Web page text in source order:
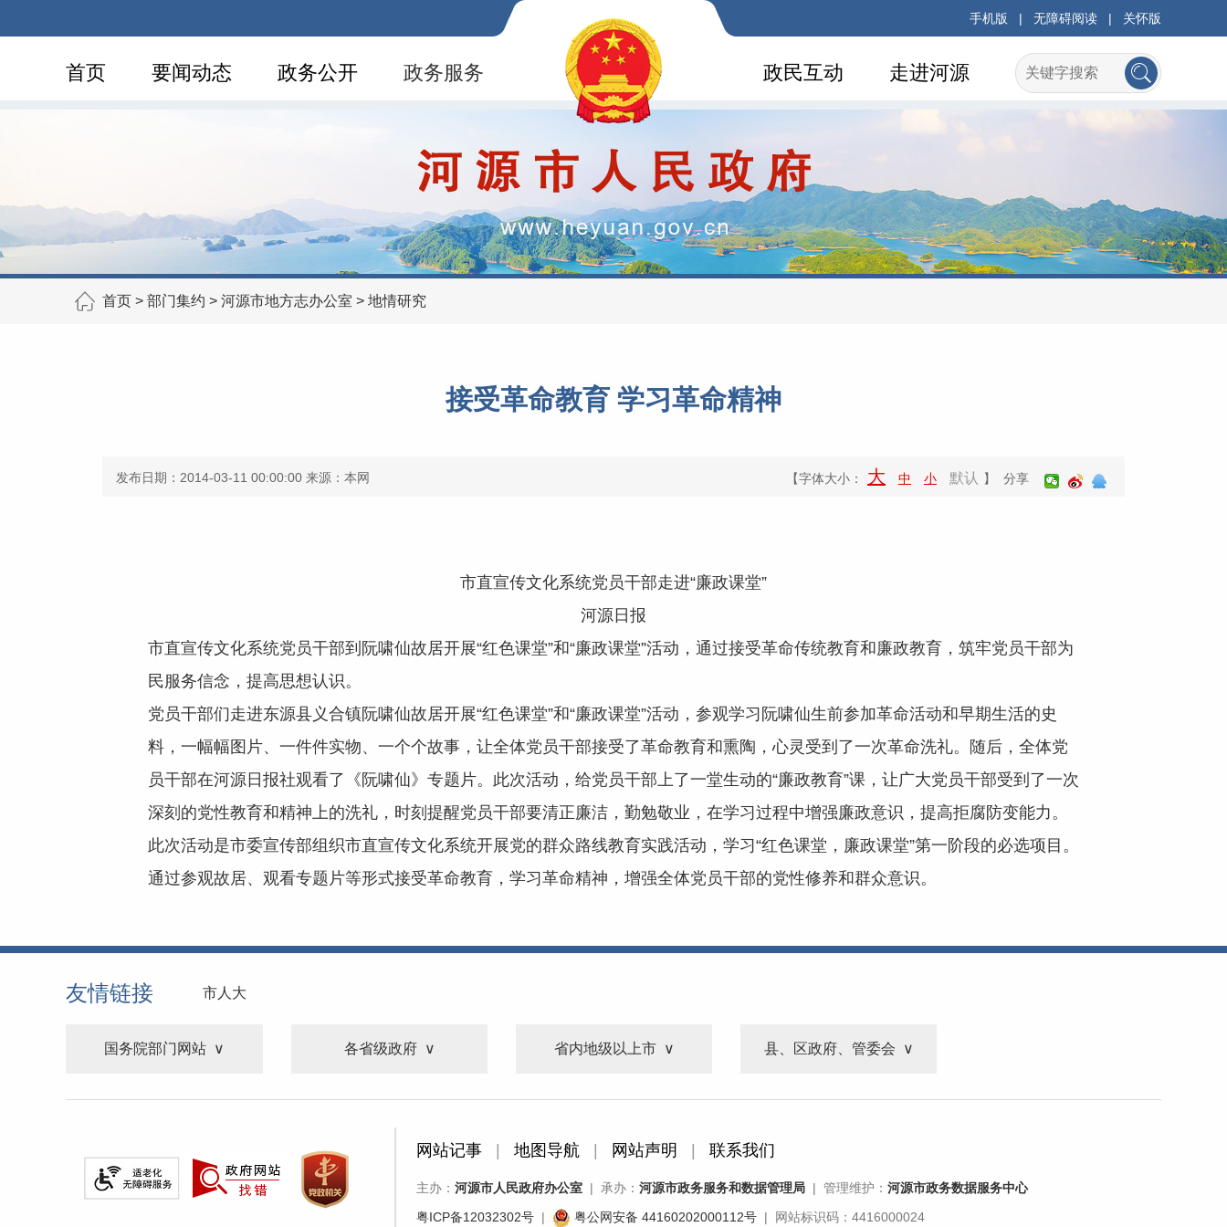
手机版 | 无障碍阅读 | 关怀版
首页 要闻动态 政务公开 政务服务 走进河源
政民互动
首页 > 部门集约 > 河源市地方志办公室 > 地情研究
接受革命教育 学习革命精神
发布日期：2014-03-11 00:00:00 来源：本网 【字体大小： 大 中 小 默认 】 分享
市直宣传文化系统党员干部走进“廉政课堂”
河源日报
市直宣传文化系统党员干部到阮啸仙故居开展“红色课堂”和“廉政课堂”活动，通过接受革命传统教育和廉政教育，筑牢党员干部为
民服务信念，提高思想认识。
党员干部们走进东源县义合镇阮啸仙故居开展“红色课堂”和“廉政课堂”活动，参观学习阮啸仙生前参加革命活动和早期生活的史
料，一幅幅图片、一件件实物、一个个故事，让全体党员干部接受了革命教育和熏陶，心灵受到了一次革命洗礼。随后，全体党
员干部在河源日报社观看了《阮啸仙》专题片。此次活动，给党员干部上了一堂生动的“廉政教育”课，让广大党员干部受到了一次
深刻的党性教育和精神上的洗礼，时刻提醒党员干部要清正廉洁，勤勉敬业，在学习过程中增强廉政意识，提高拒腐防变能力。
此次活动是市委宣传部组织市直宣传文化系统开展党的群众路线教育实践活动，学习“红色课堂，廉政课堂”第一阶段的必选项目。
通过参观故居、观看专题片等形式接受革命教育，学习革命精神，增强全体党员干部的党性修养和群众意识。
友情链接 市人大
国务院部门网站 各省级政府 省内地级以上市 县、区政府、管委会
网站记事 地图导航 网站声明 联系我们
主办： 河源市人民政府办公室 | 承办： 河源市政务服务和数据管理局 | 管理维护： 河源市政务数据服务中心
粤ICP备12032302号 | 粤公网安备 44160202000112号 | 网站标识码：4416000024